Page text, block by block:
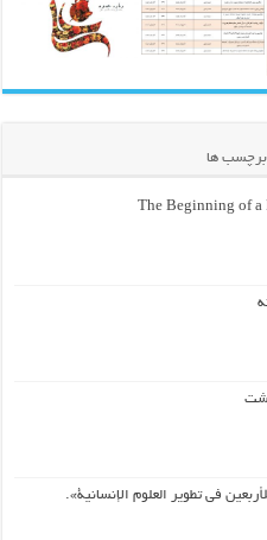
برچسب ها
The Beginning of a
في تطوير العلوم الإنسانية».